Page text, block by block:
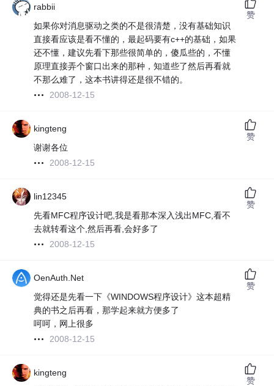
rabbii
如果你对消息驱动之类的不是很清楚，没有基础知识
直接看应该是看不懂的，最起码要有c++的基础，如果
还不懂，建议先看下那些很简单的，傻瓜些的，不懂
原理直接弄个窗口出来的那种，知道些了然后再看就
不那么难了，这本书讲得还是很不错的。
2008-12-15
赞
kingteng
谢谢各位
2008-12-15
赞
lin12345
先看MFC程序设计吧,我是看那本深入浅出MFC,看不
去就转看这个,然后再看,会好多了
2008-12-15
赞
OenAuth.Net
觉得还是先看一下《WINDOWS程序设计》这本超精
典的书之后再看，那学起来就方便多了
呵呵，网上很多
2008-12-15
赞
kingteng
赞